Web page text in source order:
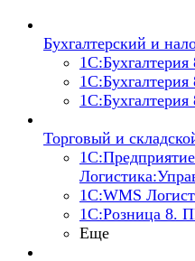
Бухгалтерский и
1C:Бухгалтерия
Торговый и
1С:WMS
1С:Розница 8.
Еще